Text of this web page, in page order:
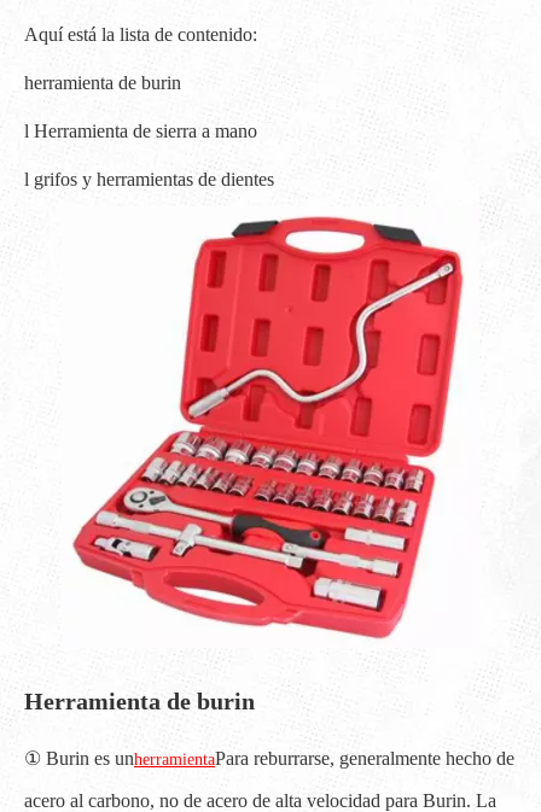
Aquí está la lista de contenido:
herramienta de burin
l Herramienta de sierra a mano
l grifos y herramientas de dientes
Herramienta de burin
① Burin es unherramientaPara reburrarse, generalmente hecho de
acero al carbono, no de acero de alta velocidad para Burin. La